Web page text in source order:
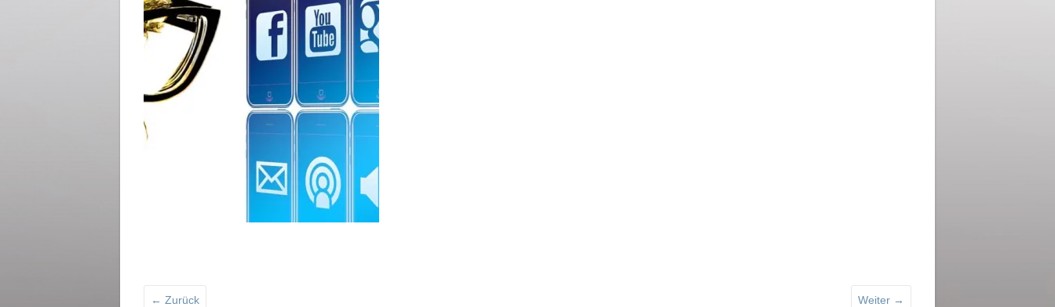
← Zurück Weiter →